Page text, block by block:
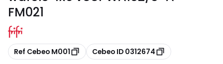
FM021
Kopiëren
Ref Cebeo M001 Kopiëren
Cebeo ID 0312674